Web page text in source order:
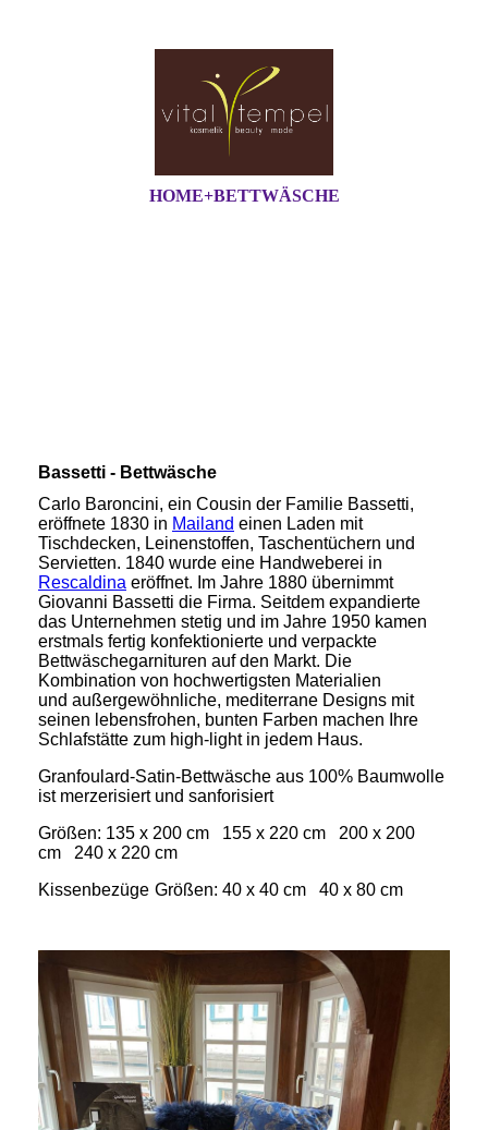
HOME+BETTWÄSCHE
Bassetti - Bettwäsche
Carlo Baroncini, ein Cousin der Familie Bassetti,
eröffnete 1830 in Mailand einen Laden mit
Tischdecken, Leinenstoffen, Taschentüchern und
Servietten. 1840 wurde eine Handweberei in
Rescaldina eröffnet. Im Jahre 1880 übernimmt
Giovanni Bassetti die Firma. Seitdem expandierte
das Unternehmen stetig und im Jahre 1950 kamen
erstmals fertig konfektionierte und verpackte
Bettwäschegarnituren auf den Markt. Die
Kombination von hochwertigsten Materialien
und außergewöhnliche, mediterrane Designs mit
seinen lebensfrohen, bunten Farben machen Ihre
Schlafstätte zum high-light in jedem Haus.
Granfoulard-Satin-Bettwäsche aus 100% Baumwolle
ist merzerisiert und sanforisiert
Größen: 135 x 200 cm 155 x 220 cm 200 x 200
cm 240 x 220 cm
Kissenbezüge Größen: 40 x 40 cm 40 x 80 cm